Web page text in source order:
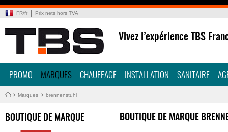
FR/fr Prix nets hors TVA
Vivez l’expérience TBS
PROMO MARQUES CHAUFFAGE INSTALLATION SANITAIRE
Marques brennenstuhl
BOUTIQUE DE MARQUE BOUTIQUE DE MARQUE